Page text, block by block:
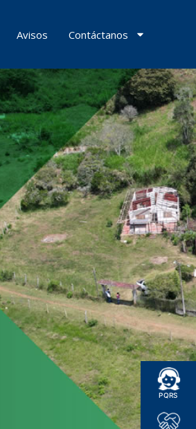
Avisos Contáctanos
PQRS